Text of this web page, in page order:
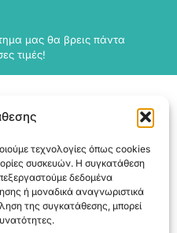
τεχνολογίες όπως cookies
συσκευών. Η συγκατάθεση
δεδομένα
ή μοναδικά αναγνωριστικά
της συγκατάθεσης, μπορεί
μας θα βρεις πάντα
τιμές!